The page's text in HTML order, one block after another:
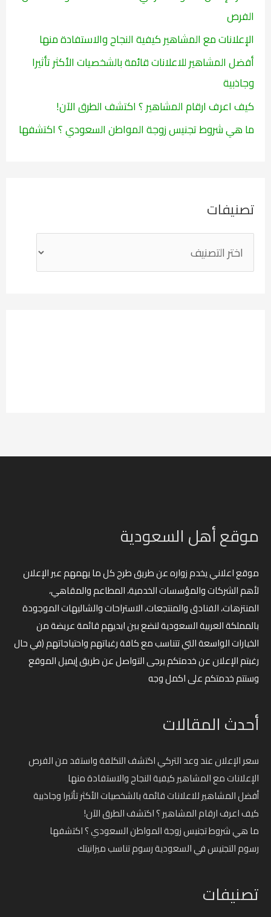
الفرص
الإعلانات مع المشاهير كيفية النجاح والاستفادة منها
أفضل المشاهير للاعلانات قائمة بالشخصيات الأكثر تأثيرا
وجاذبية
كيف اعرف ارقام المشاهير ؟ اكتشف الطرق الآن!
ما هي شروط تجنيس زوجة المواطن السعودي ؟ اكتشفها
تصنيفات
موقع أهل السعودية
موقع اعلاني يخدم زواره عن طريق طرح كل ما يهمهم عبر الإعلان
لأهم الشركات والمؤسسات الخدمية، المطاعم والمقاهي،
المنتزهات، الفنادق والمنتجعات، الاستراحات والشاليهات الموجودة
بالمملكة العربية السعودية لنضع بين ايديهم قائمة عريضة من
الخيارات الواسعة التي تتناسب مع كافة رغباتهم واحتياجاتهم (في حال
رغبتم الإعلان عن خدمتكم يرجى التواصل عن طريق إيميل الموقع
وستتم خدمتكم على اكمل وجه
أحدث المقالات
سعر الإعلان عند وعد التركي اكتشف التكلفة واستفد من الفرص
الإعلانات مع المشاهير كيفية النجاح والاستفادة منها
أفضل المشاهير للاعلانات قائمة بالشخصيات الأكثر تأثيرا وجاذبية
كيف اعرف ارقام المشاهير ؟ اكتشف الطرق الآن!
ما هي شروط تجنيس زوجة المواطن السعودي ؟ اكتشفها
رسوم التجنيس في السعودية رسوم تناسب ميزانيتك
تصنيفات